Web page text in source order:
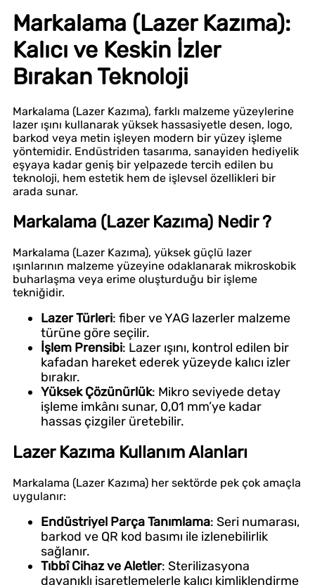
Markalama (Lazer Kazıma):
Kalıcı ve Keskin İzler
Bırakan Teknoloji
Markalama (Lazer Kazıma), farklı malzeme yüzeylerine
lazer ışını kullanarak yüksek hassasiyetle desen, logo,
barkod veya metin işleyen modern bir yüzey işleme
yöntemidir. Endüstriden tasarıma, sanayiden hediyelik
eşyaya kadar geniş bir yelpazede tercih edilen bu
teknoloji, hem estetik hem de işlevsel özellikleri bir
arada sunar.
Markalama (Lazer Kazıma) Nedir ?
Markalama (Lazer Kazıma), yüksek güçlü lazer
ışınlarının malzeme yüzeyine odaklanarak mikroskobik
buharlaşma veya erime oluşturduğu bir işleme
tekniğidir.
Lazer Türleri: fiber ve YAG lazerler malzeme
türüne göre seçilir.
İşlem Prensibi: Lazer ışını, kontrol edilen bir
kafadan hareket ederek yüzeyde kalıcı izler
bırakır.
Yüksek Çözünürlük: Mikro seviyede detay
işleme imkânı sunar, 0,01 mm’ye kadar
hassas çizgiler üretebilir.
Lazer Kazıma Kullanım Alanları
Markalama (Lazer Kazıma) her sektörde pek çok amaçla
uygulanır:
Endüstriyel Parça Tanımlama: Seri numarası,
barkod ve QR kod basımı ile izlenebilirlik
sağlanır.
Tıbbî Cihaz ve Aletler: Sterilizasyona
dayanıklı işaretlemelerle kalıcı kimliklendirme